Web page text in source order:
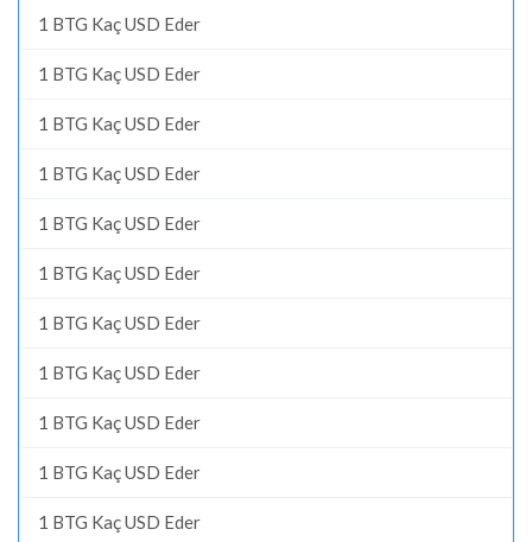
1 BTG Kaç USD Eder
1 BTG Kaç USD Eder
1 BTG Kaç USD Eder
1 BTG Kaç USD Eder
1 BTG Kaç USD Eder
1 BTG Kaç USD Eder
1 BTG Kaç USD Eder
1 BTG Kaç USD Eder
1 BTG Kaç USD Eder
1 BTG Kaç USD Eder
1 BTG Kaç USD Eder